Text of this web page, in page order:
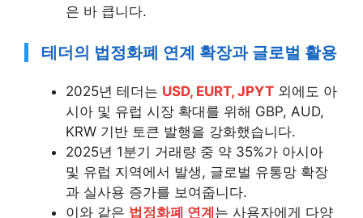
은 바 큽니다.
테더의 법정화폐 연계 확장과 글로벌 활용
2025년 테더는 USD, EURT, JPYT 외에도 아
시아 및 유럽 시장 확대를 위해 GBP, AUD,
KRW 기반 토큰 발행을 강화했습니다.
2025년 1분기 거래량 중 약 35%가 아시아
및 유럽 지역에서 발생, 글로벌 유통망 확장
과 실사용 증가를 보여줍니다.
이와 같은 법정화폐 연계는 사용자에게 다양